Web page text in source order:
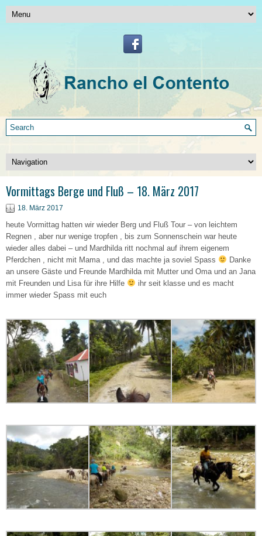
Vormittags Berge und Fluß – 18. März 2017
18. März 2017
heute Vormittag hatten wir wieder Berg und Fluß Tour – von leichtem
Regnen , aber nur wenige tropfen , bis zum Sonnenschein war heute
wieder alles dabei – und Mardhilda ritt nochmal auf ihrem eigenem
Pferdchen , nicht mit Mama , und das machte ja soviel Spass
Danke
an unsere Gäste und Freunde Mardhilda mit Mutter und Oma und an Jana
mit Freunden und Lisa für ihre Hilfe
ihr seit klasse und es macht
immer wieder Spass mit euch